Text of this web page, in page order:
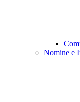
Nomine e